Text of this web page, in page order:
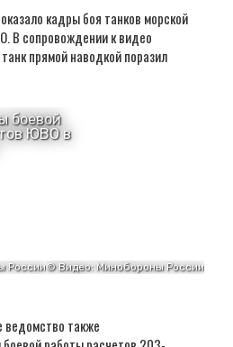
кадры боя танков морской
В сопровождении к видео
прямой наводкой поразил
ведомство также